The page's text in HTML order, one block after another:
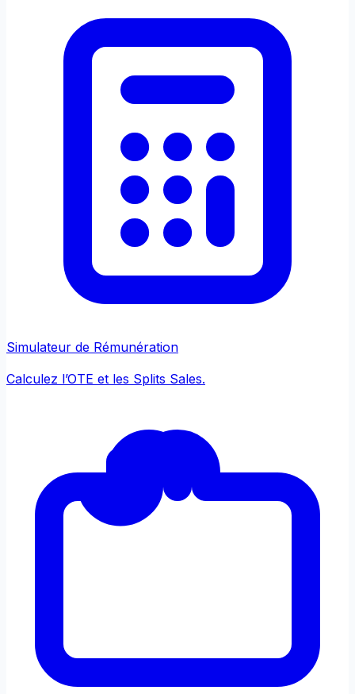
Simulateur de Rémunération
Calculez l’OTE et les Splits Sales.